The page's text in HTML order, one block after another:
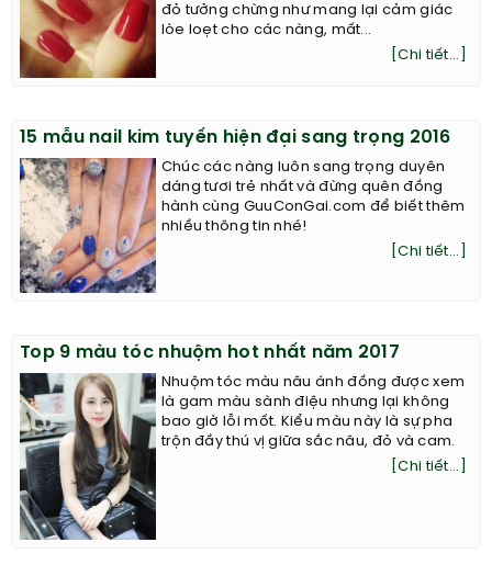
đỏ tưởng chừng như mang lại cảm giác
lòe loẹt cho các nàng, mất...
[Chi tiết...]
15 mẫu nail kim tuyến hiện đại sang trọng 2016
Chúc các nàng luôn sang trọng duyên
dáng tươi trẻ nhất và đừng quên đồng
hành cùng GuuConGai.com để biết thêm
nhiều thông tin nhé!
[Chi tiết...]
Top 9 màu tóc nhuộm hot nhất năm 2017
Nhuộm tóc màu nâu ánh đồng được xem
là gam màu sành điệu nhưng lại không
bao giờ lỗi mốt. Kiểu màu này là sự pha
trộn đầy thú vị giữa sắc nâu, đỏ và cam.
[Chi tiết...]